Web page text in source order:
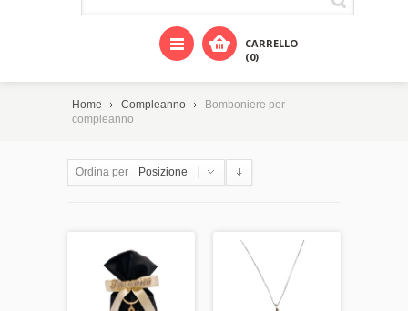
CARRELLO
(0)
Home Compleanno
Bomboniere per
compleanno
Ordina per Posizione